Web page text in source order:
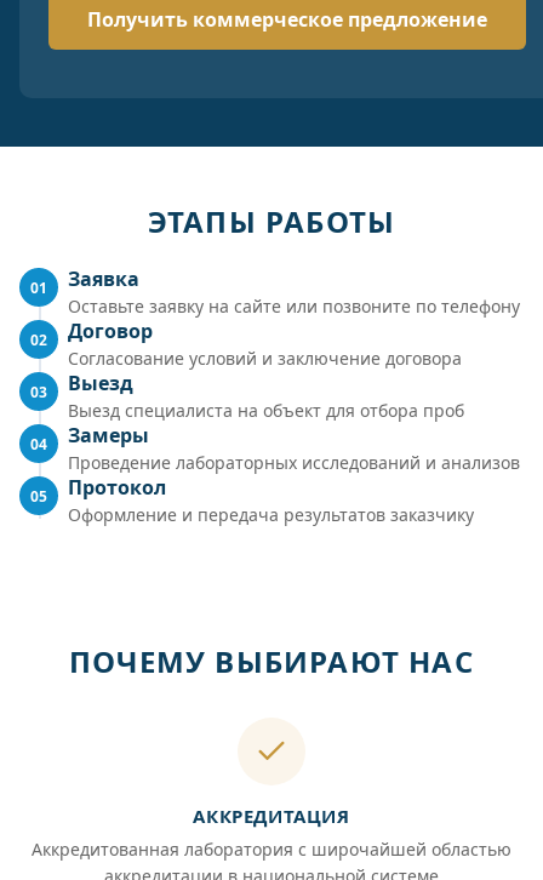
ЭТАПЫ РАБОТЫ
01 Заявка
Оставьте заявку на сайте или позвоните по телефону
02 Договор
Согласование условий и заключение договора
03 Выезд
Выезд специалиста на объект для отбора проб
04 Замеры
Проведение лабораторных исследований и анализов
05 Протокол
Оформление и передача результатов заказчику
ПОЧЕМУ ВЫБИРАЮТ НАС
АККРЕДИТАЦИЯ
Аккредитованная лаборатория с широчайшей областью